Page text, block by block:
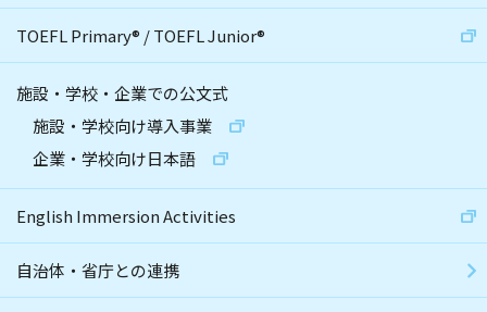
TOEFL Primary® /TOEFL Junior®
施設・学校・企業での公文式
施設・学校向け導入事業
企業・学校向け日本語
English Immersion Activities
自治体・省庁との連携